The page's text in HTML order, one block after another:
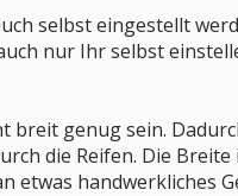
selbst eingestellt
nur Ihr selbst
breit genug sein.
die Reifen. Die
etwas handwerkliches